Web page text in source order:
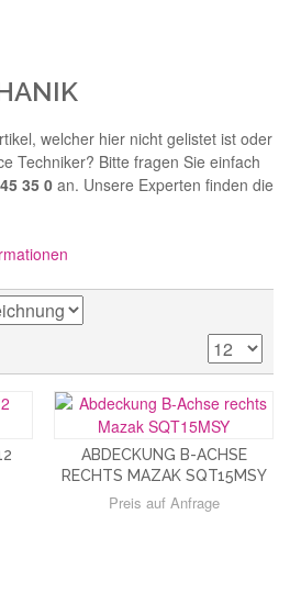
welcher hier nicht gelistet ist oder
Techniker? Bitte fragen Sie einfach
35 0 an. Unsere Experten finden die
ABDECKUNG B-ACHSE
RECHTS MAZAK SQT15MSY
Preis auf Anfrage